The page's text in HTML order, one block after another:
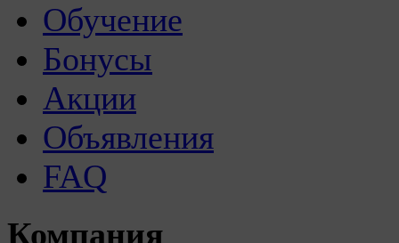
Обучение
Бонусы
Акции
Объявления
FAQ
Компания